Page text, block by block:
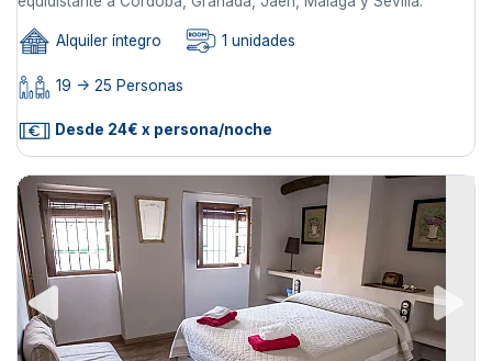
Alquiler íntegro 1 unidades
19 -> 25 Personas
Desde 24€ x persona/noche